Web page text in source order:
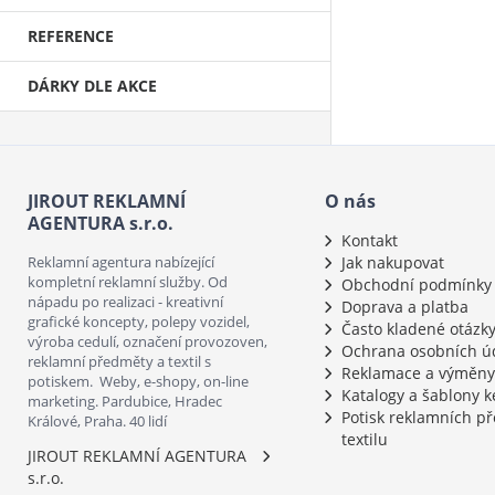
REFERENCE
DÁRKY DLE AKCE
JIROUT REKLAMNÍ
AGENTURA s.r.o.
Reklamní agentura nabízející
kompletní reklamní služby. Od
nápadu po realizaci - kreativní
grafické koncepty, polepy vozidel,
výroba cedulí, označení provozoven,
reklamní předměty a textil s
potiskem. Weby, e-shopy, on-line
marketing. Pardubice, Hradec
Králové, Praha. 40 lidí
JIROUT REKLAMNÍ AGENTURA
s.r.o.
O nás
Kontakt
Jak nakupovat
Obchodní podmínky
Doprava a platba
Často kladené otázky
Ochrana osobních
Reklamace a výměny
Katalogy a šablony
Potisk reklamních
textilu